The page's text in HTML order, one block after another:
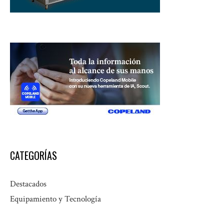
CATEGORÍAS
Destacados
Equipamiento y Tecnología